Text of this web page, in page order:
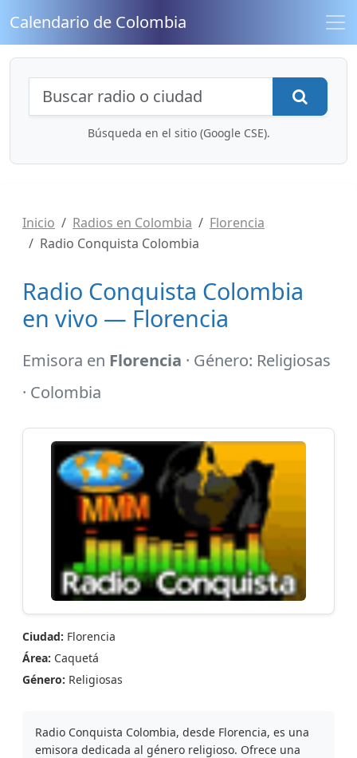
Calendario de Colombia
Búsqueda de radios y contenidos
Búsqueda en el sitio (Google CSE).
Inicio Radios en Colombia
Florencia
Radio Conquista Colombia
Radio Conquista Colombia
en vivo — Florencia
Emisora en Florencia · Género: Religiosas
· Colombia
Ciudad: Florencia
Área: Caquetá
Género: Religiosas
Radio Conquista Colombia, desde Florencia, es una
emisora dedicada al género religioso. Ofrece una